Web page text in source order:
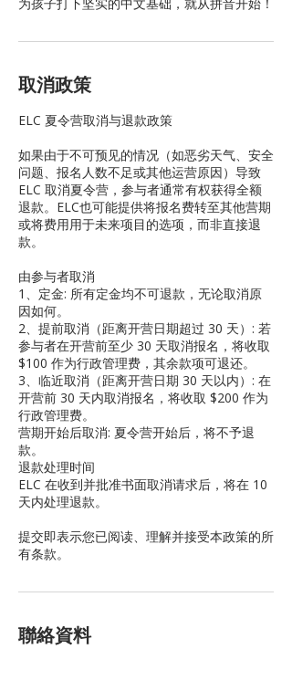
取消政策
ELC 夏令营取消与退款政策
如果由于不可预见的情况（如恶劣天气、安全
问题、报名人数不足或其他运营原因）导致
ELC 取消夏令营，参与者通常有权获得全额
退款。ELC也可能提供将报名费转至其他营期
或将费用用于未来项目的选项，而非直接退
款。
由参与者取消
1、定金: 所有定金均不可退款，无论取消原
因如何。
2、提前取消（距离开营日期超过 30 天）: 若
参与者在开营前至少 30 天取消报名，将收取
$100 作为行政管理费，其余款项可退还。
3、临近取消（距离开营日期 30 天以内）: 在
开营前 30 天内取消报名，将收取 $200 作为
行政管理费。
营期开始后取消: 夏令营开始后，将不予退
款。
退款处理时间
ELC 在收到并批准书面取消请求后，将在 10
天内处理退款。
提交即表示您已阅读、理解并接受本政策的所
有条款。
聯絡資料